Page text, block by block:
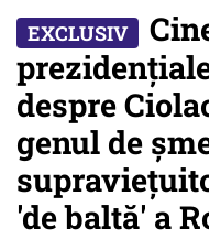
despre
genul de
'de baltă' a